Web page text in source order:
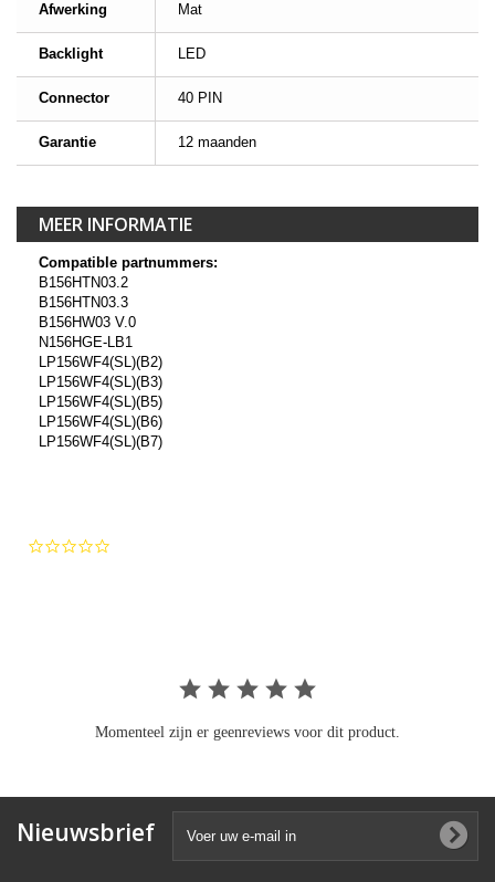
Afwerking Mat
Backlight LED
Connector 40 PIN
Garantie 12 maanden
MEER INFORMATIE
Compatible partnummers:
B156HTN03.2
B156HTN03.3
B156HW03 V.0
N156HGE-LB1
LP156WF4(SL)(B2)
LP156WF4(SL)(B3)
LP156WF4(SL)(B5)
LP156WF4(SL)(B6)
LP156WF4(SL)(B7)
Momenteel zijn er geenreviews voor dit product.
Nieuwsbrief